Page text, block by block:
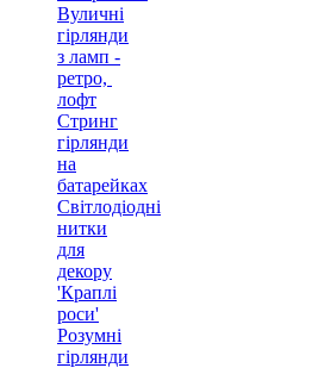
Вуличні
гірлянди
з ламп -
ретро, ​​
лофт
Стринг
гірлянди
на
батарейках
Світлодіодні
нитки
для
декору
'Краплі
роси'
Розумні
гірлянди